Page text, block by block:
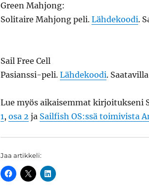
Green Mahjong:
Solitaire Mahjong peli. Lähdekoodi.
Sail Free Cell
Pasianssi-peli. Lähdekoodi.
Lue myös aikaisemmat kirjoitukseni
1, osa 2 ja Sailfish OS:ssä toimivista
Jaa artikkeli: